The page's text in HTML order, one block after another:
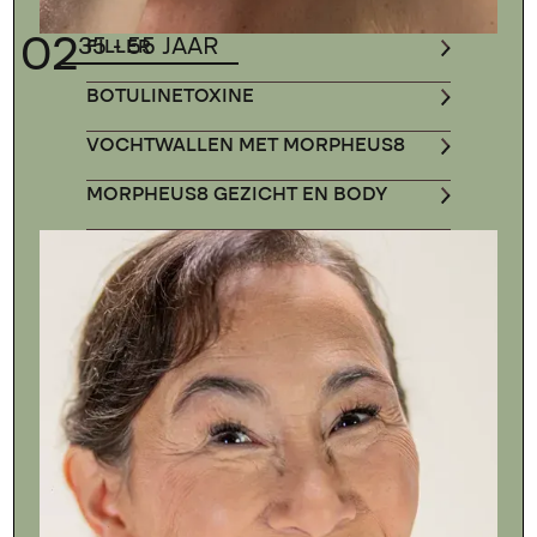
0235 - 55 JAAR
FILLER
BOTULINETOXINE
VOCHTWALLEN MET MORPHEUS8
MORPHEUS8 GEZICHT EN BODY